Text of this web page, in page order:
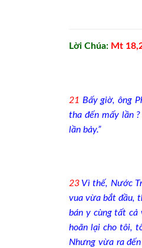
Lời Chúa: Mt
21 Bấy giờ, ông
tha đến mấy lần
lần bảy.”
23 Vì thế, Nước
vua vừa bắt đầu,
bán y cùng tất cả
hoãn lại cho tôi,
Nhưng vừa ra